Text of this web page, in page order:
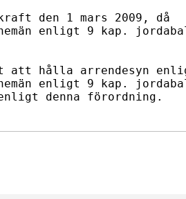
den 1 mars 2009, då
enligt 9 kap.
att hålla arrendesyn
enligt 9 kap.
denna förordning.